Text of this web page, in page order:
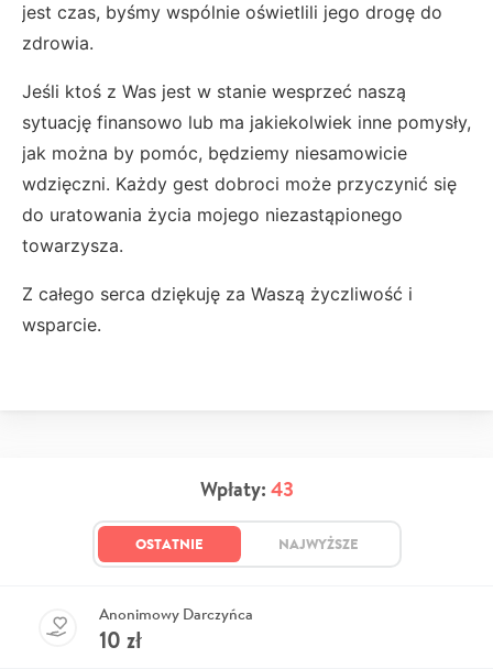
jest czas, byśmy wspólnie oświetlili jego drogę do
zdrowia.
Jeśli ktoś z Was jest w stanie wesprzeć naszą
sytuację finansowo lub ma jakiekolwiek inne pomysły,
jak można by pomóc, będziemy niesamowicie
wdzięczni. Każdy gest dobroci może przyczynić się
do uratowania życia mojego niezastąpionego
towarzysza.
Z całego serca dziękuję za Waszą życzliwość i
wsparcie.
Wpłaty: 43
OSTATNIE NAJWYŻSZE
Anonimowy Darczyńca
10 zł